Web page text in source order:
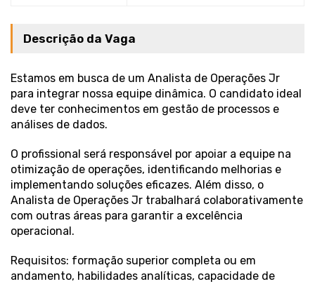
Descrição da Vaga
Estamos em busca de um Analista de Operações Jr
para integrar nossa equipe dinâmica. O candidato ideal
deve ter conhecimentos em gestão de processos e
análises de dados.
O profissional será responsável por apoiar a equipe na
otimização de operações, identificando melhorias e
implementando soluções eficazes. Além disso, o
Analista de Operações Jr trabalhará colaborativamente
com outras áreas para garantir a excelência
operacional.
Requisitos: formação superior completa ou em
andamento, habilidades analíticas, capacidade de